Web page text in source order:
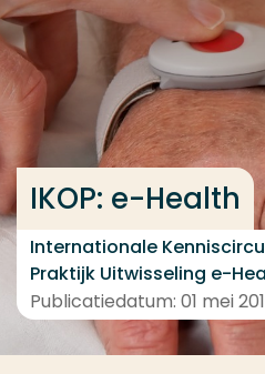
Ga direct naar de content
... > Medewerkers
IKOP: e-Health
Internationale
Praktijk Uitwisseling e-
Publicatiedatum: 01 mei
Veel gezocht
Opleiding
Contact